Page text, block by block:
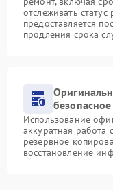
отслеживать
предоставляется
продления срока
Использование
аккуратная работа
резервное
восстановление